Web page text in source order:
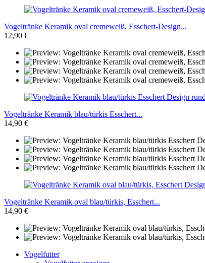
Vogeltränke Keramik oval cremeweiß, Esschert-Design...
12,90 €
Vogeltränke Keramik blau/türkis Esschert...
14,90 €
Vogeltränke Keramik oval blau/türkis, Esschert...
14,90 €
Vogelfutter